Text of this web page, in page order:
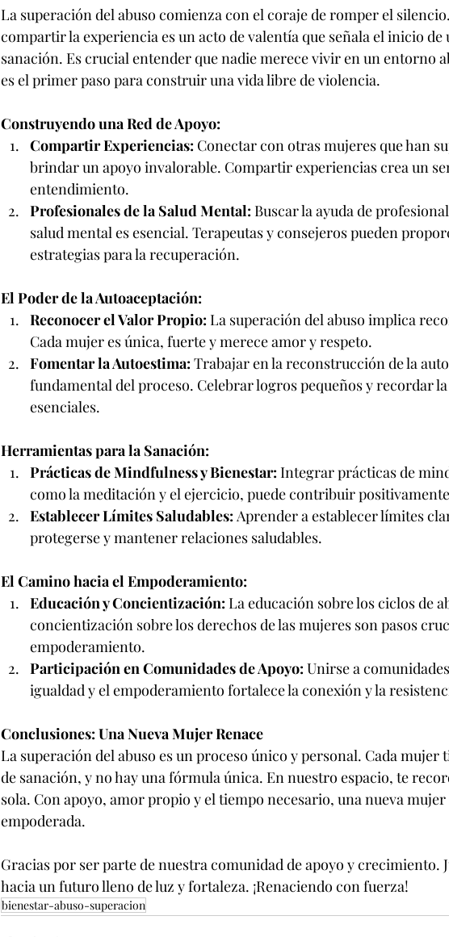
La superación del abuso comienza con el coraje de romper el
compartir la experiencia es un acto de valentía que señala el inicio de
sanación. Es crucial entender que nadie merece vivir en un entorno
es el primer paso para construir una vida libre de violencia.
Construyendo una Red de Apoyo:
Compartir Experiencias: Conectar con otras mujeres que han
brindar un apoyo invalorable. Compartir experiencias crea un
entendimiento.
Profesionales de la Salud Mental: Buscar la ayuda de
salud mental es esencial. Terapeutas y consejeros pueden
estrategias para la recuperación.
El Poder de la Autoaceptación:
Reconocer el Valor Propio: La superación del abuso implica
Cada mujer es única, fuerte y merece amor y respeto.
Fomentar la Autoestima: Trabajar en la reconstrucción de la
fundamental del proceso. Celebrar logros pequeños y recordar
esenciales.
Herramientas para la Sanación:
Prácticas de Mindfulness y Bienestar: Integrar prácticas de
como la meditación y el ejercicio, puede contribuir
Establecer Límites Saludables: Aprender a establecer límites
protegerse y mantener relaciones saludables.
El Camino hacia el Empoderamiento:
Educación y Concientización: La educación sobre los ciclos de
concientización sobre los derechos de las mujeres son pasos
empoderamiento.
Participación en Comunidades de Apoyo: Unirse a
igualdad y el empoderamiento fortalece la conexión y la
Conclusiones: Una Nueva Mujer Renace
La superación del abuso es un proceso único y personal. Cada
de sanación, y no hay una fórmula única. En nuestro espacio, te
sola. Con apoyo, amor propio y el tiempo necesario, una nueva
empoderada.
Gracias por ser parte de nuestra comunidad de apoyo y crecimiento.
hacia un futuro lleno de luz y fortaleza. ¡Renaciendo con fuerza!
bienestar-abuso-superacion